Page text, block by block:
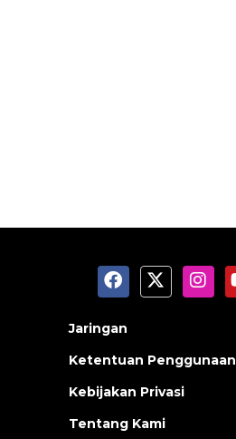
Jaringan
Ketentuan Penggunaan
Kebijakan Privasi
Tentang Kami